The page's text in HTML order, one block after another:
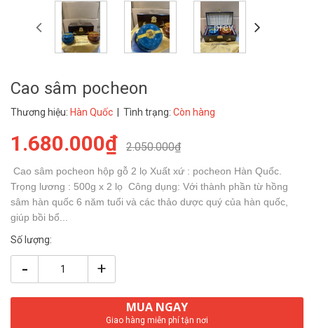
prev
Cao sâm pocheon
Thương hiệu: Hàn Quốc | Tình trạng: Còn hàng
1.680.000₫ 2.050.000₫
Cao sâm pocheon hộp gỗ 2 lọ Xuất xứ : pocheon Hàn Quốc.
Trọng lương : 500g x 2 lọ Công dụng: Với thành phần từ hồng
sâm hàn quốc 6 năm tuổi và các thảo dược quý của hàn quốc,
giúp bồi bổ...
Số lượng:
- +
MUA NGAY
Giao hàng miễn phí tận nơi